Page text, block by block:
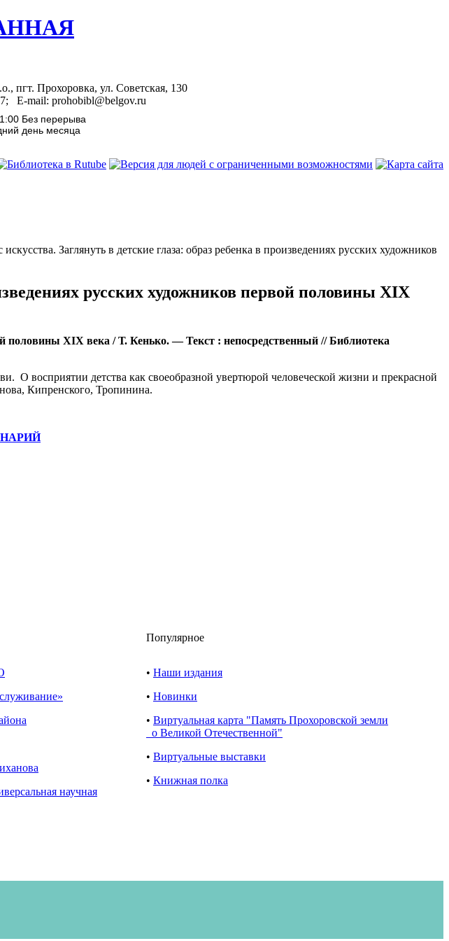
пгт. Прохоровка, ул. Советская, 130
E-mail: prohobibl@belgov.ru
Без перерыва
день месяца
искусства. Заглянуть в детские глаза: образ ребенка в произведениях русских художников
русских художников первой половины XIX
половины XIX века / Т. Кенько. — Текст : непосредственный // Библиотека
О восприятии детства как своеобразной увертюрой человеческой жизни и прекрасной
Кипренского, Тропинина.
Популярное
научная
• Наши издания
• Новинки
• Виртуальная карта "Память Прохоровской земли
о Великой Отечественной"
• Виртуальные выставки
• Книжная полка